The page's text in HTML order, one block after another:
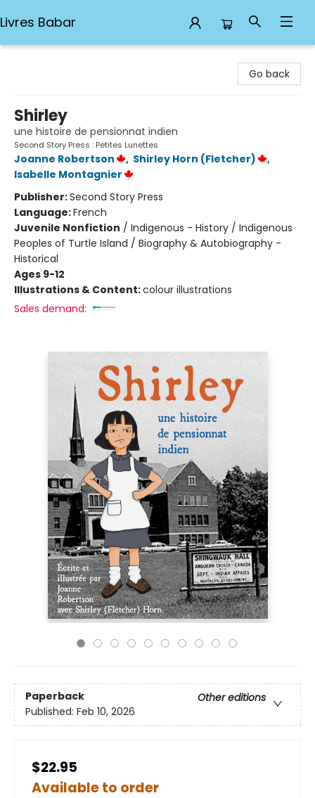
Livres Babar
Go back
Shirley
une histoire de pensionnat indien
Second Story Press : Petites Lunettes
Joanne Robertson , Shirley Horn (Fletcher)
,
Isabelle Montagnier
Publisher:Second Story Press
Language:French
Juvenile Nonfiction / Indigenous - History / Indigenous
Peoples of Turtle Island / Biography & Autobiography -
Historical
Ages 9-12
Illustrations & Content:colour illustrations
Sales demand:
Paperback
Other editions
Published: Feb 10, 2026
$22.95
Available to order